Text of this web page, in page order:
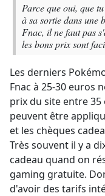
Parce que oui, que
à sa sortie dans une
Fnac, il ne faut pas
les bons prix sont
Les derniers
Fnac à 25-30 euros
prix du site entre
peuvent être
et les chèques
Très souvent il y a
cadeau quand on
gaming gratuite.
d'avoir des tarifs